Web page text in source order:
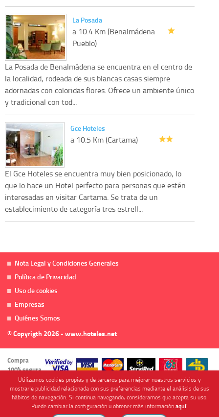
La Posada
a 10.4 Km (Benalmádena
Pueblo)
La Posada de Benalmádena se encuentra en el centro de
la localidad, rodeada de sus blancas casas siempre
adornadas con coloridas flores. Ofrece un ambiente único
y tradicional con tod...
Gce Hoteles
a 10.5 Km (Cartama)
El Gce Hoteles se encuentra muy bien posicionado, lo
que lo hace un Hotel perfecto para personas que estén
interesadas en visitar Cartama. Se trata de un
establecimiento de categoría tres estrell...
Nota Legal y Condiciones Generales
Política de Privacidad
Uso de cookies
Empresas
Quiénes Somos
© Copyrigth 2026 - www.hoteles.net
Compra
100% segura
Utilizamos cookies propias y de terceros para mejorar nuestros servicios y
mostrarle publicidad relacionada con sus preferencias mediante el análisis de sus
hábitos de navegación. Si continua navegando, consideramos que acepta su uso.
Puede cambiar la configuración u obtener más informaciónaquí.